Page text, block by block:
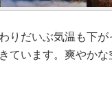
りだいぶ気温も下
ています。爽やかな